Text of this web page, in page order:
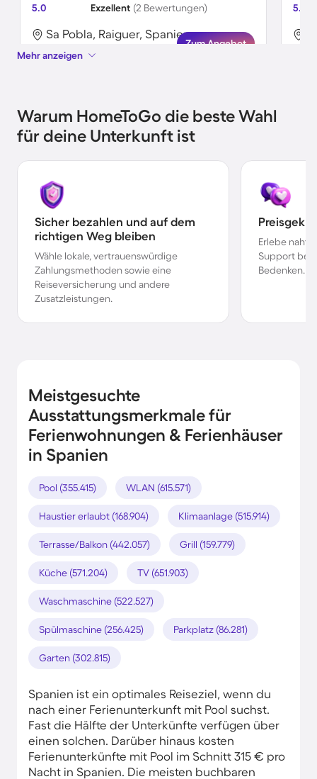
5.0
Exzellent (2 Bewertungen)
Sa Pobla, Raiguer, Spanien
Zum Angebot
5.0
Mehr anzeigen
Warum HomeToGo die beste Wahl
für deine Unterkunft ist
Sicher bezahlen und auf dem
richtigen Weg bleiben
Wähle lokale, vertrauenswürdige
Zahlungsmethoden sowie eine
Reiseversicherung und andere
Zusatzleistungen.
Erlebe
Support bei
Bedenken.
Meistgesuchte
Ausstattungsmerkmale für
Ferienwohnungen & Ferienhäuser
in Spanien
Pool (355.415) WLAN (615.571)
Haustier erlaubt (168.904) Klimaanlage (515.914)
Terrasse/Balkon (442.057) Grill (159.779)
Küche (571.204) TV (651.903)
Waschmaschine (522.527)
Spülmaschine (256.425) Parkplatz (86.281)
Garten (302.815)
Spanien ist ein optimales Reiseziel, wenn du
nach einer Ferienunterkunft mit Pool suchst.
Fast die Hälfte der Unterkünfte verfügen über
einen solchen. Darüber hinaus kosten
Ferienunterkünfte mit Pool im Schnitt 315 € pro
Nacht in Spanien. Die meisten buchbaren